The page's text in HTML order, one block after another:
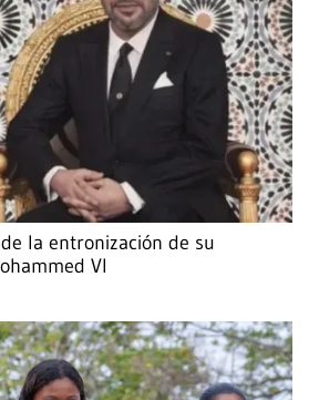
la entronización de su
VI